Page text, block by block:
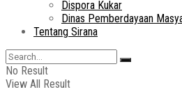
Dispora Kukar
Dinas Pemberdayaan
Tentang Sirana
No Result
View All Result